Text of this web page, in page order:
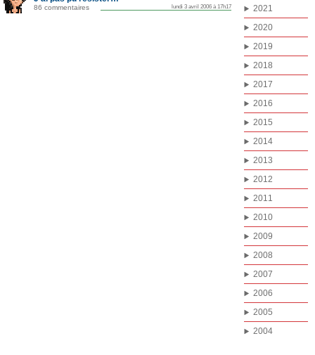
86 commentaires lundi 3 avril 2006 à 17h17
2021
2020
2019
2018
2017
2016
2015
2014
2013
2012
2011
2010
2009
2008
2007
2006
2005
2004